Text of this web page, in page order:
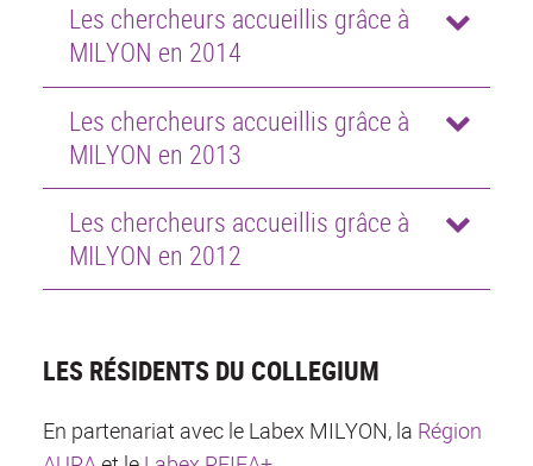
Les chercheurs accueillis grâce à
MILYON en 2014
Les chercheurs accueillis grâce à
MILYON en 2013
Les chercheurs accueillis grâce à
MILYON en 2012
LES RÉSIDENTS DU COLLEGIUM
En partenariat avec le Labex MILYON, la Région